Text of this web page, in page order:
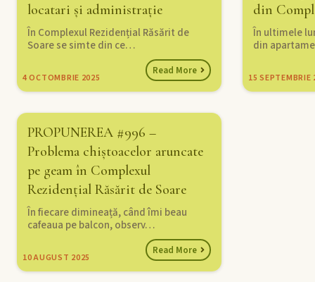
locatari și administrație
4 OCTOMBRIE 2025
În Complexul Rezidențial Răsărit de
Soare se simte din ce…
Read More
din
15 SEPTEMBRIE
În ultimele
din
PROPUNEREA #996 –
Problema chiștoacelor aruncate
pe geam în Complexul
Rezidențial Răsărit de Soare
10AUGUST 2025
În fiecare dimineață, când îmi beau
cafeaua pe balcon, observ…
Read More